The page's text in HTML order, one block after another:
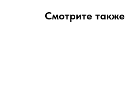
Смотрите также